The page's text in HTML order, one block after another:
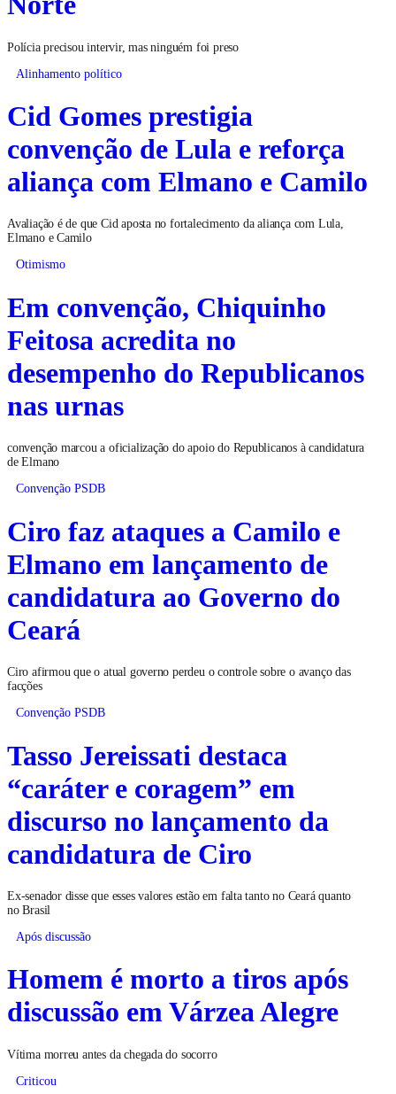
Polícia precisou intervir, mas ninguém foi preso
Alinhamento político
Cid Gomes prestigia
convenção de Lula e reforça
aliança com Elmano e Camilo
Avaliação é de que Cid aposta no fortalecimento da aliança com Lula,
Elmano e Camilo
Otimismo
Em convenção, Chiquinho
Feitosa acredita no
desempenho do Republicanos
nas urnas
convenção marcou a oficialização do apoio do Republicanos à candidatura
de Elmano
Convenção PSDB
Ciro faz ataques a Camilo e
Elmano em lançamento de
candidatura ao Governo do
Ceará
Ciro afirmou que o atual governo perdeu o controle sobre o avanço das
facções
Convenção PSDB
Tasso Jereissati destaca
“caráter e coragem” em
discurso no lançamento da
candidatura de Ciro
Ex-senador disse que esses valores estão em falta tanto no Ceará quanto
no Brasil
Após discussão
Homem é morto a tiros após
discussão em Várzea Alegre
Vítima morreu antes da chegada do socorro
Criticou